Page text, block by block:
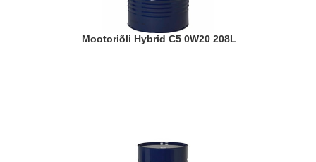
Mootoriõli Hybrid C5 0W20 208L